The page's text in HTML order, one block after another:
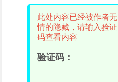
此处内容已经被作者无
情的隐藏，请输入验证
码查看内容
验证码：